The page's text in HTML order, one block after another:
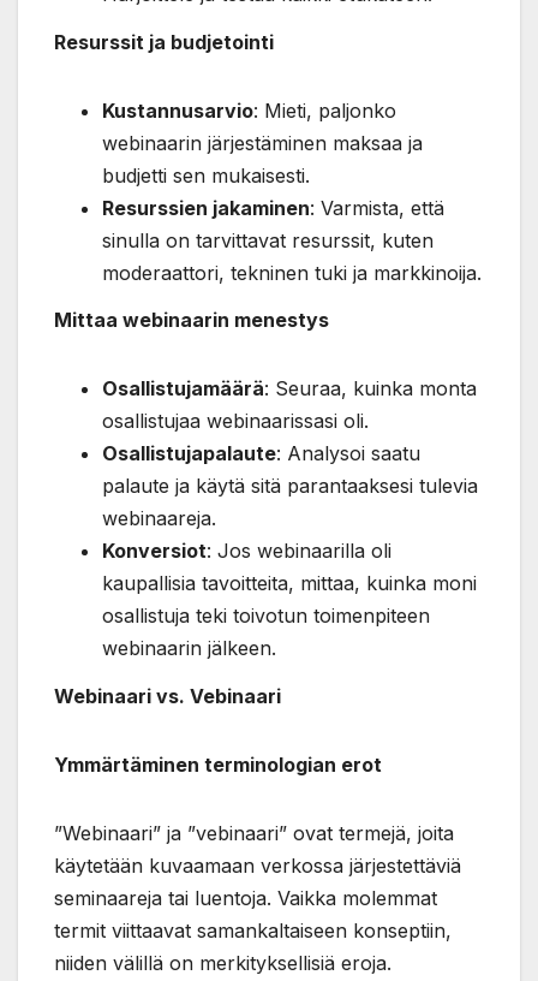
Resurssit ja budjetointi
Kustannusarvio: Mieti, paljonko
webinaarin järjestäminen maksaa ja
budjetti sen mukaisesti.
Resurssien jakaminen: Varmista, että
sinulla on tarvittavat resurssit, kuten
moderaattori, tekninen tuki ja markkinoija.
Mittaa webinaarin menestys
Osallistujamäärä: Seuraa, kuinka monta
osallistujaa webinaarissasi oli.
Osallistujapalaute: Analysoi saatu
palaute ja käytä sitä parantaaksesi tulevia
webinaareja.
Konversiot: Jos webinaarilla oli
kaupallisia tavoitteita, mittaa, kuinka moni
osallistuja teki toivotun toimenpiteen
webinaarin jälkeen.
Webinaari vs. Vebinaari
Ymmärtäminen terminologian erot
”Webinaari” ja ”vebinaari” ovat termejä, joita
käytetään kuvaamaan verkossa järjestettäviä
seminaareja tai luentoja. Vaikka molemmat
termit viittaavat samankaltaiseen konseptiin,
niiden välillä on merkityksellisiä eroja.